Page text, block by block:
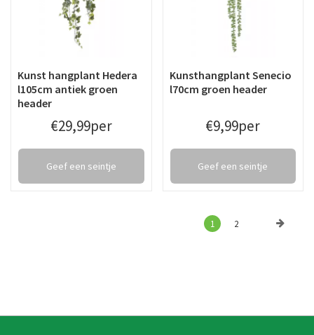
Kunst hangplant Hedera
l105cm antiek groen
header
€29,99per
Geef een seintje
Kunsthangplant Senecio
l70cm groen header
€9,99per
Geef een seintje
1 2